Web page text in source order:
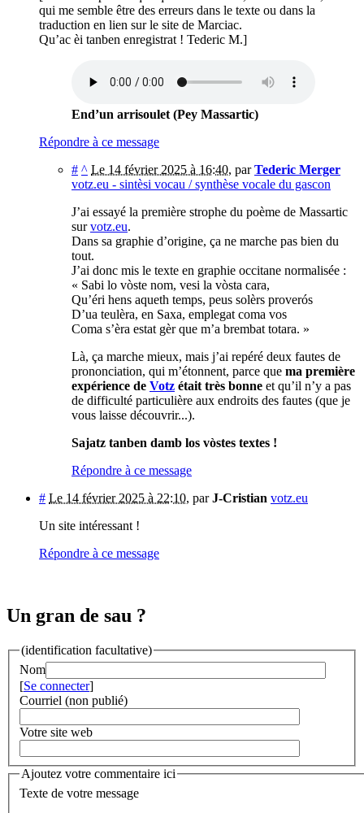
qui me semble être des erreurs dans le texte ou dans la
traduction en lien sur le site de Marciac.
Qu’ac èi tanben enregistrat ! Tederic M.]
End’un arrisoulet (Pey Massartic)
Répondre à ce message
# ^ Le 14 février 2025 à 16:40, parTederic Merger
votz.eu - sintèsi vocau / synthèse vocale du gascon
J’ai essayé la première strophe du poème de Massartic
survotz.eu.
Dans sa graphie d’origine, ça ne marche pas bien du
tout.
J’ai donc mis le texte en graphie occitane normalisée :
« Sabi lo vòste nom, vesi la vòsta cara,
Qu’éri hens aqueth temps, peus solèrs proverós
D’ua teulèra, en Saxa, emplegat coma vos
Coma s’èra estat gèr que m’a brembat totara. »
Là, ça marche mieux, mais j’ai repéré deux fautes de
prononciation, qui m’étonnent, parce que ma première
expérience de Votz était très bonne et qu’il n’y a pas
de difficulté particulière aux endroits des fautes (que je
vous laisse découvrir...).
Sajatz tanben damb los vòstes textes !
Répondre à ce message
# Le 14 février 2025 à 22:10, parJ-Cristian votz.eu
Un site intéressant !
Répondre à ce message
Un gran de sau ?
(identification facultative)
Nom
[Se connecter]
Courriel (non publié)
Votre site web
Ajoutez votre commentaire ici
Texte de votre message